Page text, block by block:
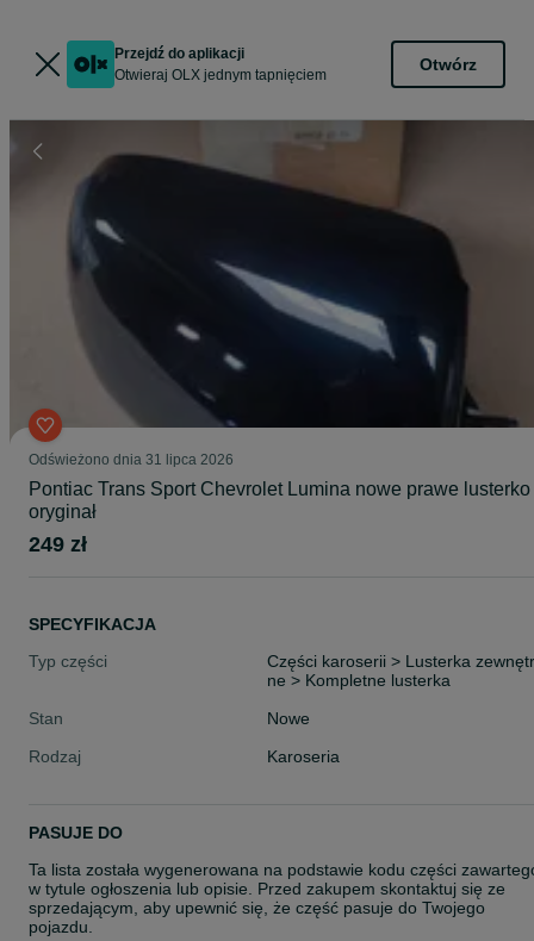
Przejdź do aplikacji
Otwieraj OLX jednym tapnięciem
Otwórz
Odświeżono dnia 31 lipca 2026
Pontiac Trans Sport Chevrolet Lumina nowe prawe lusterko
oryginał
249 zł
SPECYFIKACJA
Typ części
Części karoserii > Lusterka
ne > Kompletne lusterka
Stan
Nowe
Rodzaj
Karoseria
PASUJE DO
Ta lista została wygenerowana na podstawie kodu części
w tytule ogłoszenia lub opisie. Przed zakupem skontaktuj się ze
sprzedającym, aby upewnić się, że część pasuje do Twojego
pojazdu.